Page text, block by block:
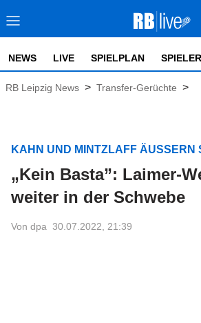
NEWS LIVE SPIELPLAN
RB Leipzig News > Transfer-Gerüchte >
KAHN UND MINTZLAFF ÄUSSERN
„Kein Basta”: Laimer-
weiter in der Schwebe
Von dpa 30.07.2022, 21:39